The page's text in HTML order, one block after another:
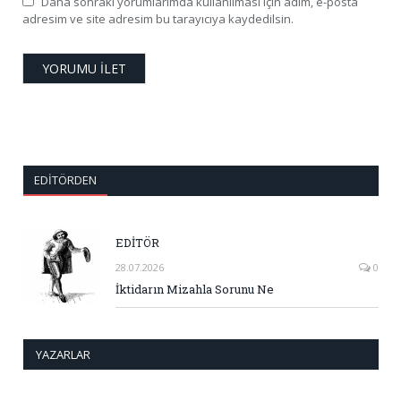
adresim ve site adresim bu tarayıcıya kaydedilsin.
EDITÖRDEN
EDİTÖR
28.07.2026 0
İktidarın Mizahla Sorunu Ne
YAZARLAR